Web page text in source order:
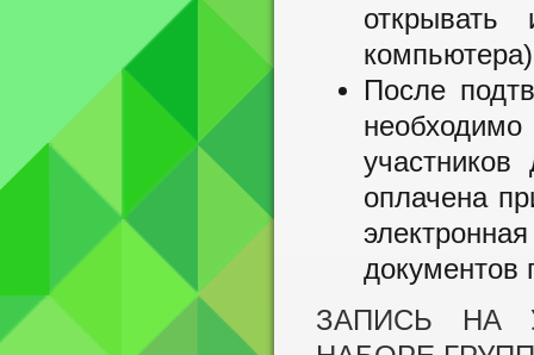
открывать
После
оплачена
документов
ЗАПИСЬ НА